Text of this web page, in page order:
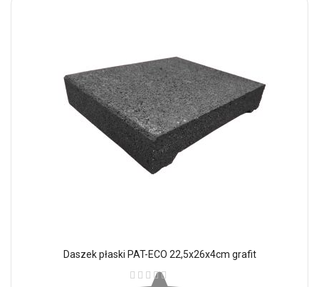
Daszek płaski PAT-ECO 22,5x26x4cm grafit
Ocena: